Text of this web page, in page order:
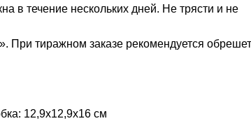
в течение нескольких дней. Не трясти и не
При тиражном заказе рекомендуется
12,9x12,9x16 см